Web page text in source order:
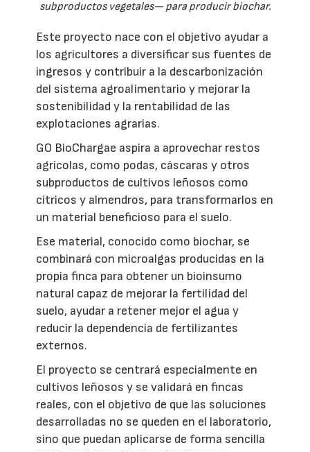
subproductos vegetales— para producir biochar.
Este proyecto nace con el objetivo ayudar a
los agricultores a diversificar sus fuentes de
ingresos y contribuir a la descarbonización
del sistema agroalimentario y mejorar la
sostenibilidad y la rentabilidad de las
explotaciones agrarias.
GO BioChargae aspira a aprovechar restos
agrícolas, como podas, cáscaras y otros
subproductos de cultivos leñosos como
cítricos y almendros, para transformarlos en
un material beneficioso para el suelo.
Ese material, conocido como biochar, se
combinará con microalgas producidas en la
propia finca para obtener un bioinsumo
natural capaz de mejorar la fertilidad del
suelo, ayudar a retener mejor el agua y
reducir la dependencia de fertilizantes
externos.
El proyecto se centrará especialmente en
cultivos leñosos y se validará en fincas
reales, con el objetivo de que las soluciones
desarrolladas no se queden en el laboratorio,
sino que puedan aplicarse de forma sencilla